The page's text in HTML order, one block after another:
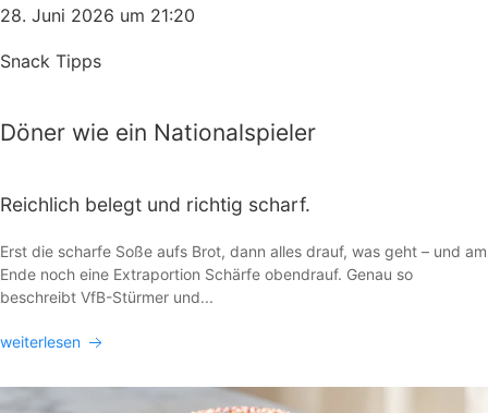
28. Juni 2026 um 21:20
Snack Tipps
Döner wie ein Nationalspieler
Reichlich belegt und richtig scharf.
Erst die scharfe Soße aufs Brot, dann alles drauf, was geht – und am
Ende noch eine Extraportion Schärfe obendrauf. Genau so
beschreibt VfB-Stürmer und...
weiterlesen